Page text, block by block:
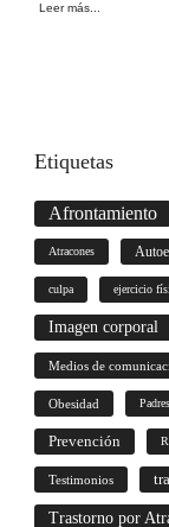
Leer más...
Etiquetas
Afrontamiento
Atracones
culpa ejercicio
Imagen corporal
Medios de
Obesidad Padres
Prevención
Testimonios
Trastorno por